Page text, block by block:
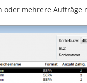
oder mehrere